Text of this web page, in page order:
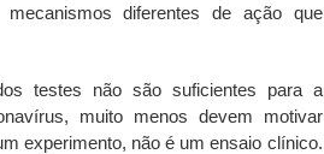
mecanismos diferentes de ação que
testes não são suficientes para a
muito menos devem motivar
experimento, não é um ensaio clínico.